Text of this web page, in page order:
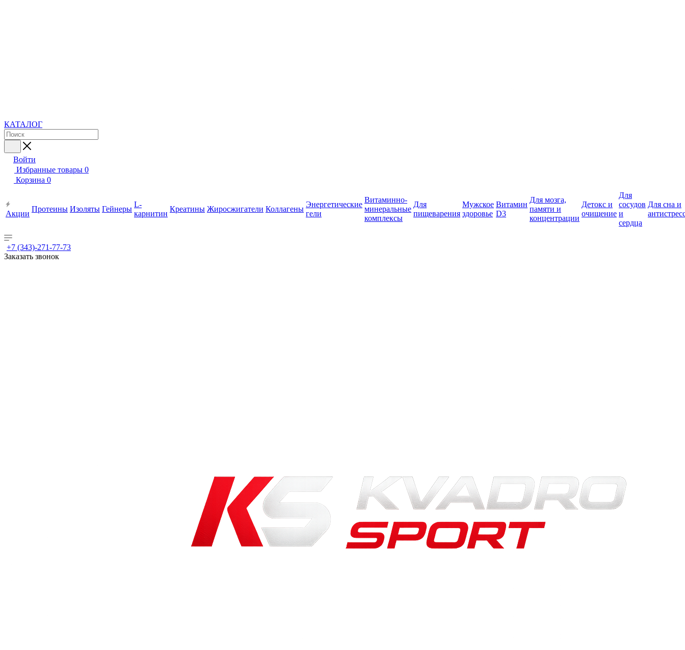
КАТАЛОГ
Войти
Избранные товары 0
Корзина 0
Акции
Протеины Изоляты Гейнеры
L-
карнитин
Креатины Жиросжигатели Коллагены
Энергетические
гели
Витаминно-
минеральные
комплексы
Для
пищеварения
Мужское
здоровье
Витамин
D3
Для мозга,
памяти и
концентрации
Детокс и
очищение
Для
сосудов
и
сердца
Для сна и
+7 (343)-271-77-73
Заказать звонок